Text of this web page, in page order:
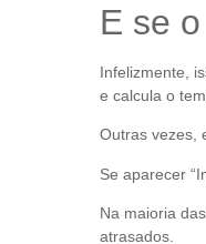
E se
Infelizmente,
e calcula o
Outras vezes,
Se aparecer
Na maioria
atrasados.